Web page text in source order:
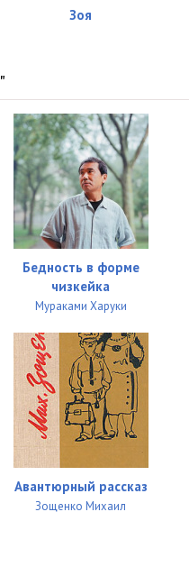
Зоя
"
Бедность в форме
чизкейка
Мураками Харуки
Авантюрный рассказ
Зощенко Михаил